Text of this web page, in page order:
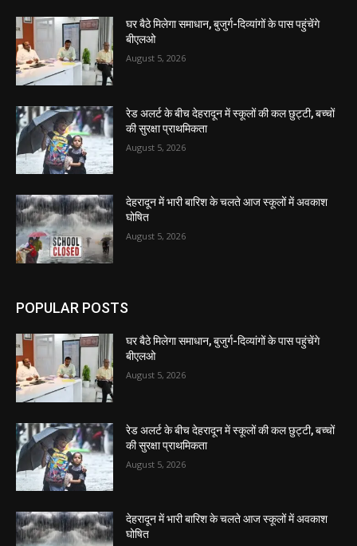
घर बैठे मिलेगा समाधान, बुजुर्ग-दिव्यांगों के पास पहुंचेंगे
बीएलओ
August 5, 2026
रेड अलर्ट के बीच देहरादून में स्कूलों की कल छुट्टी, बच्चों
की सुरक्षा प्राथमिकता
August 5, 2026
देहरादून में भारी बारिश के चलते आज स्कूलों में अवकाश
घोषित
August 5, 2026
POPULAR POSTS
घर बैठे मिलेगा समाधान, बुजुर्ग-दिव्यांगों के पास पहुंचेंगे
बीएलओ
August 5, 2026
रेड अलर्ट के बीच देहरादून में स्कूलों की कल छुट्टी, बच्चों
की सुरक्षा प्राथमिकता
August 5, 2026
देहरादून में भारी बारिश के चलते आज स्कूलों में अवकाश
घोषित